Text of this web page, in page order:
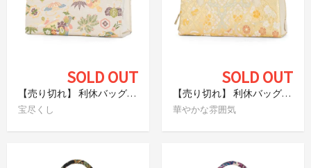
SOLD OUT
【売り切れ】 利休バッグ 宝尽くし
宝尽くし
SOLD OUT
【売り切れ】 利休バッグ 花紋や亀甲など
華やかな雰囲気